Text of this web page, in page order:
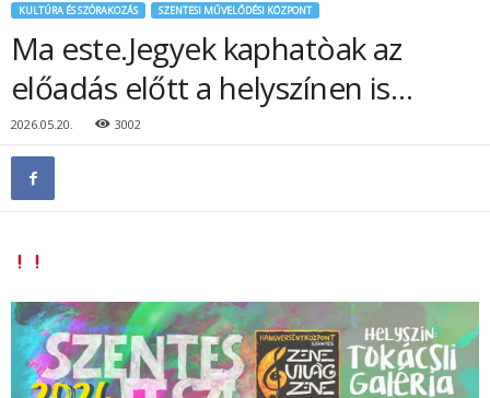
KULTÚRA ÉS SZÓRAKOZÁS SZENTESI MŰVELŐDÉSI KÖZPONT
Ma este.Jegyek kaphatòak az
előadás előtt a helyszínen is…
2026.05.20. 3002